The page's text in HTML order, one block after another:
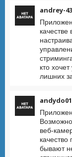
andrey-
кто
лишних
andydo01
веб-
бывают